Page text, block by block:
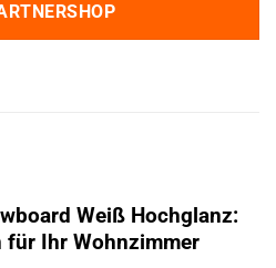
Weiß Hochglanz:
für Ihr Wohnzimmer